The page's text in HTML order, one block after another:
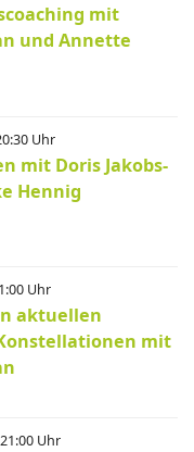
mit
und Annette
Uhr
mit Doris Jakobs-
Hennig
Uhr
aktuellen
mit
Uhr